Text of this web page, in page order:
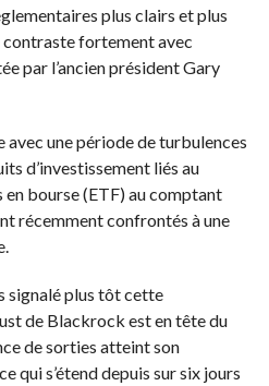
plus clairs et plus
fortement avec
par l’ancien président Gary
avec une période de turbulences
d’investissement liés au
en bourse (ETF) au comptant
récemment confrontés à une
signalé plus tôt cette
de Blackrock est en tête du
de sorties atteint son
qui s’étend depuis sur six jours